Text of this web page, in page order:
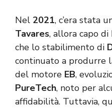
Nel 2021, c’era stata
Tavares, allora capo di
che lo stabilimento di
continuato a produrre
del motore EB,
PureTech, noto per
affidabilità. Tuttavia,